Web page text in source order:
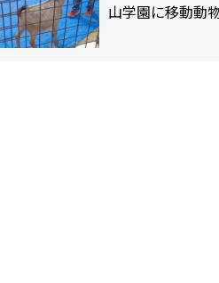
山学園に移動動